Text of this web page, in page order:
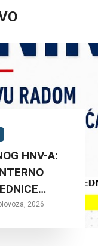
HNV-A:
2026